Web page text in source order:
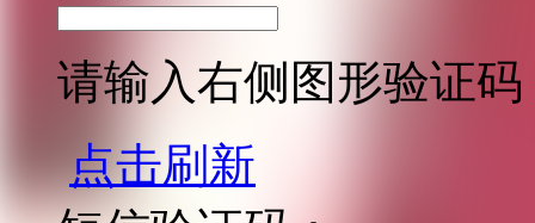
请输入右侧图形验证码
点击刷新